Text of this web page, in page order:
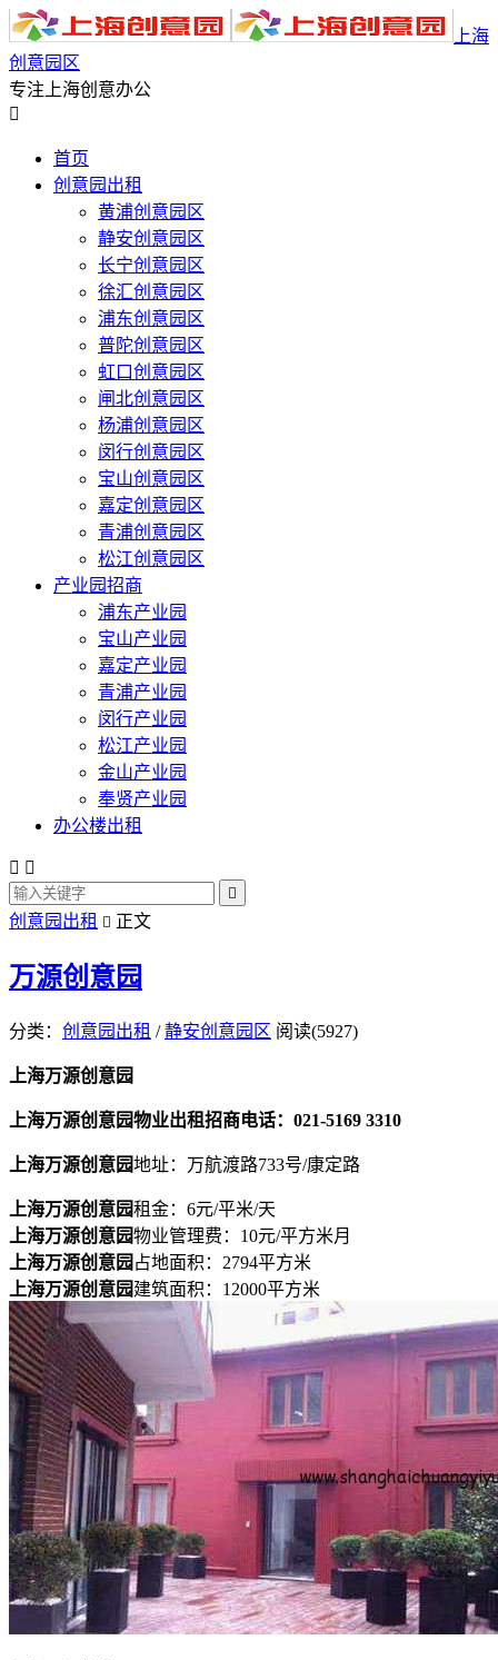
上海
创意园区
专注上海创意办公

首页
创意园出租
黄浦创意园区
静安创意园区
长宁创意园区
徐汇创意园区
浦东创意园区
普陀创意园区
虹口创意园区
闸北创意园区
杨浦创意园区
闵行创意园区
宝山创意园区
嘉定创意园区
青浦创意园区
松江创意园区
产业园招商
浦东产业园
宝山产业园
嘉定产业园
青浦产业园
闵行产业园
松江产业园
金山产业园
奉贤产业园
办公楼出租
 

创意园出租  正文
万源创意园
分类： 创意园出租 /静安创意园区 阅读(5927)
上海万源创意园
上海万源创意园物业出租招商电话：021-5169 3310
上海万源创意园地址：万航渡路733号/康定路
上海万源创意园租金：6元/平米/天
上海万源创意园物业管理费：10元/平方米月
上海万源创意园 占地面积：2794平方米
上海万源创意园建筑面积：12000平方米